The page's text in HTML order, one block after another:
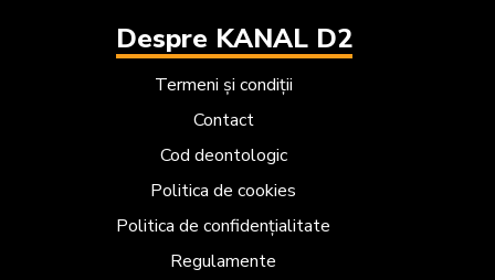
Despre KANAL D2
Termeni și condiții
Contact
Cod deontologic
Politica de cookies
Politica de confidențialitate
Regulamente